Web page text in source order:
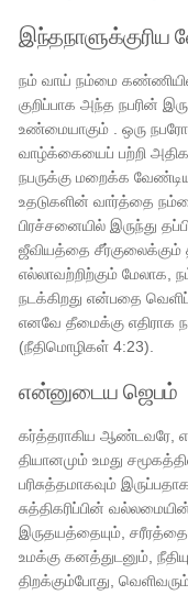
நம் வாய் நம்மை
குறிப்பாக அந்த நபரின்
உண்மையாகும் . ஒரு
வாழ்க்கையைப் பற்றி
நபருக்கு மறைக்க
உதடுகளின் வார்த்தை
பிரச்சனையில் இருந்து
ஜீவியத்தை சீர்குலைக்கும்
எல்லாவற்றிற்கும்
நடக்கிறது என்பதை
எனவே தீமைக்கு எதிராக
(நீதிமொழிகள் 4:23).
என்னுடைய ஜெபம்
கர்த்தராகிய ஆண்டவரே,
தியானமும் உமது
பரிசுத்தமாகவும்
சுத்திகரிப்பின்
இருதயத்தையும்,
உமக்கு கனத்துடனும்,
திறக்கும்போது,